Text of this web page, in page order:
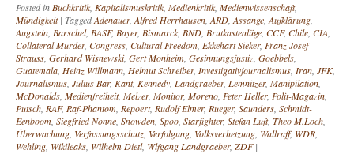
Posted inBuchkritik, Kapitalismuskritik, Medienkritik, Medienwissenschaft,
Mündigkeit | TaggedAdenauer,Alfred Herrhausen,ARD,Assange,Aufklärung,
Augstein, Barschel, BASF, Bayer, Bismarck, BND, Brutkastenlüge, CCF, Chile, CIA,
Collateral Murder, Congress, Cultural Freedom, Ekkehart Sieker, Franz Josef
Strauss, Gerhard Wisnewski, Gert Monheim, Gesinnungsjustiz, Goebbels,
Guatemala, Heinz Willmann, Helmut Schreiber, Investigativjournalismus, Iran, JFK,
Journalismus, Julius Bär, Kant, Kennedy, Landgraeber, Lemnitzer, Manipilation,
McDonalds, Medienfreiheit, Melzer, Monitor, Moreno, Peter Heller, Polit-Magazin,
Putsch, RAF, Raf-Phantom, Repoert, Rudolf Elmer, Rueger, Saunders, Schmidt-
Eenboom, Siegfried Nonne, Snowden, Spoo, Starfighter, Stefan Luft, Theo M.Loch,
Überwachung, Verfassungsschutz, Verfolgung, Volksverhetzung, Wallraff, WDR,
Wehling, Wikileaks, Wilhelm Dietl, Wlfgang Landgraeber, ZDF |